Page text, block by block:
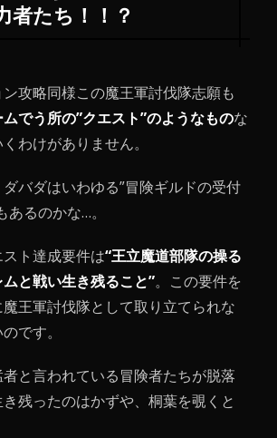
者たち！！？
攻略同様この魔王軍討伐隊志願も
でう所の”クエスト”のようなものな
わけがありません。
バダはいわゆる”冒険ギルドの受付
あるのかな…。
ト達成要件は“王立魔道部隊の操る
と戦い生き残ること”。この要件を
王軍討伐隊として取り立てられな
です。
と言われている冒険者たちが脱落
残ったのはかずや、桐葉を覗くと